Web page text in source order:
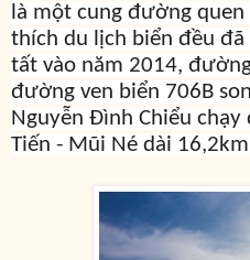
là một cung đường
thích du lịch biển đều
tất vào năm 2014,
đường ven biển 706B
Nguyễn Đình Chiểu
Tiến - Mũi Né dài